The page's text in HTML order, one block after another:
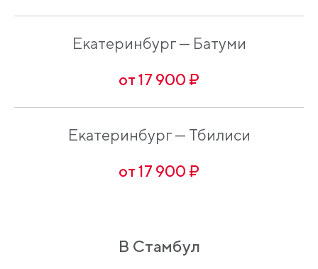
Екатеринбург — Батуми
от 17 900 ₽
Екатеринбург — Тбилиси
от 17 900 ₽
В Стамбул